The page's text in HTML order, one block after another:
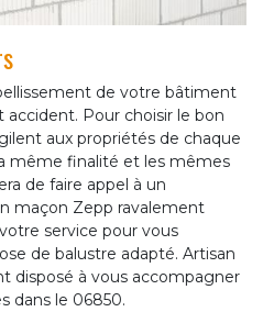
de votre bâtiment
Pour choisir le bon
aux propriétés de chaque
même finalité et les mêmes
de faire appel à un
maçon Zepp ravalement
service pour vous
de balustre adapté. Artisan
disposé à vous accompagner
dans le 06850.